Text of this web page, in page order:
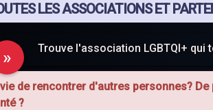
LES ASSOCIATIONS ET
Trouve l'association LGBTQI+ qui
de rencontrer d'autres personnes?
?